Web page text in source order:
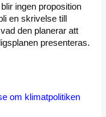
ingen proposition
en skrivelse till
den planerar att
presenteras.
om klimatpolitiken